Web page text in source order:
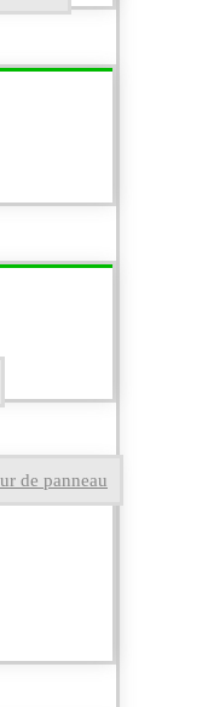
de panneau